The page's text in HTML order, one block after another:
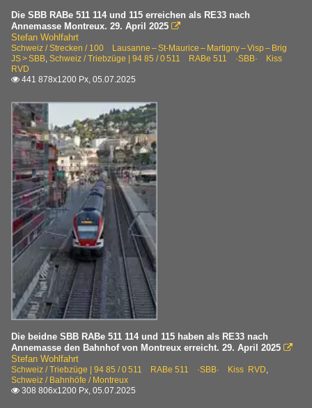
Die SBB RABe 511 114 und 115 erreichen als RE33 nach
Annemasse Montreux. 29. April 2025 
Stefan Wohlfahrt
Schweiz / Strecken / 100 Lausanne – St-Maurice – Martigny – Visp – Brig
JS > SBB, Schweiz / Triebzüge | 94 85 / 0 511 RABe 511 ·SBB· Kiss
RVD
 441 878x1200 Px, 05.07.2025
Die beidne SBB RABe 511 114 und 115 haben als RE33 nach
Annemasse den Bahnhof von Montreux erreicht. 29. April 2025 
Stefan Wohlfahrt
Schweiz / Triebzüge | 94 85 / 0 511 RABe 511 ·SBB· Kiss RVD,
Schweiz / Bahnhöfe / Montreux
 308 806x1200 Px, 05.07.2025